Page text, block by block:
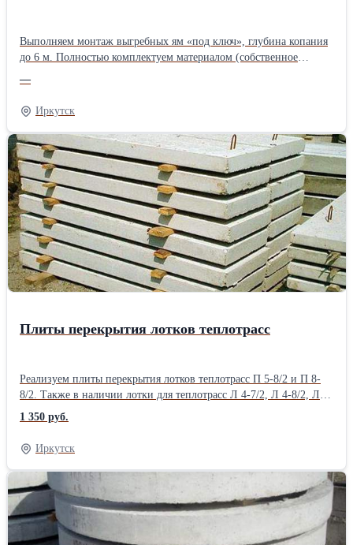
Выполняем монтаж выгребных ям «под ключ», глубина копания
до 6 м. Полностью комплектуем материалом (собственное
самосвал). Копаем траншеи под канализацию и водопровод,
укладываем трубы. Выполняем планировку, вывоз грунта при
необходимости. Также устанавливаем кессоны (колодцы) на
скважины, копаем водопроводную траншею, укладываем трубу.
Опыт работы более 15 лет, доступные цены! Гарантия качества
материалов и работ.Производитель: Собственное производство
—
Иркутск
Плиты перекрытия лотков теплотрасс
Реализуем плиты перекрытия лотков теплотрасс П 5-8/2 и П 8-
8/2. Также в наличии лотки для теплотрасс Л 4-7/2, Л 4-8/2, Л 5-
8/2, Л 6-8/2, Л 7-8/2, лотки водоотводные железобетонные,
размеры 2400 х 300 х 200 мм и 2400 х 400 х 370 мм. Возможно
изготовление решеток для водоотводных лотков. Доставка,
разгрузка, установка.Производитель: Собственное производство
1 350 руб.
Иркутск